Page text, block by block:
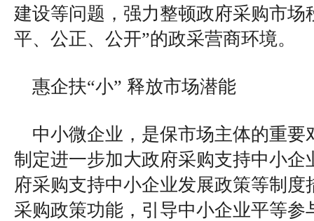
建设等问题，强力整顿政府采购市场
平、公正、公开”的政采营商环境。
惠企扶“小” 释放市场潜能
中小微企业，是保市场主体的重要
制定进一步加大政府采购支持中小企
府采购支持中小企业发展政策等制度
采购政策功能，引导中小企业平等参